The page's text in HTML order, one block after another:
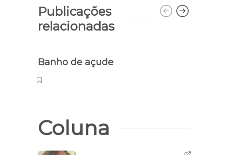
Publicações
relacionadas
Banho de açude
Coluna